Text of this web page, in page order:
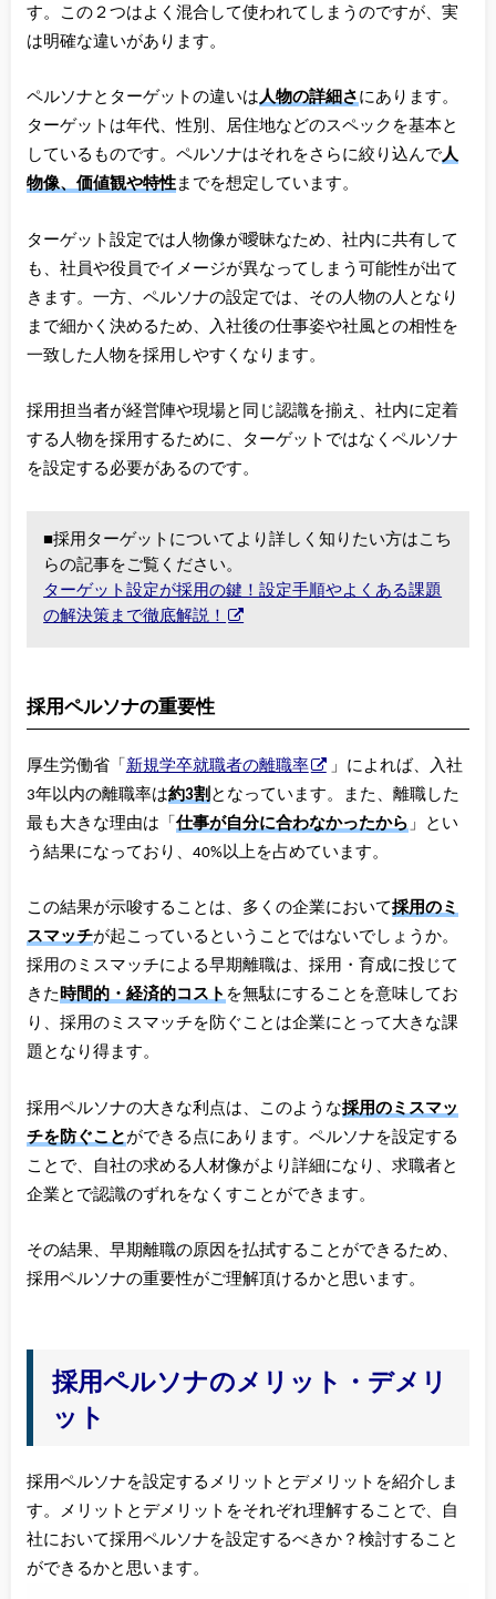
す。この２つはよく混合して使われてしまうのですが、実
は明確な違いがあります。
ペルソナとターゲットの違いは人物の詳細さにあります。
ターゲットは年代、性別、居住地などのスペックを基本と
しているものです。ペルソナはそれをさらに絞り込んで人
物像、価値観や特性までを想定しています。
ターゲット設定では人物像が曖昧なため、社内に共有して
も、社員や役員でイメージが異なってしまう可能性が出て
きます。一方、ペルソナの設定では、その人物の人となり
まで細かく決めるため、入社後の仕事姿や社風との相性を
一致した人物を採用しやすくなります。
採用担当者が経営陣や現場と同じ認識を揃え、社内に定着
する人物を採用するために、ターゲットではなくペルソナ
を設定する必要があるのです。
■採用ターゲットについてより詳しく知りたい方はこち
らの記事をご覧ください。
ターゲット設定が採用の鍵！設定手順やよくある課題
の解決策まで徹底解説！
採用ペルソナの重要性
厚生労働省「 新規学卒就職者の離職率
」によれば、入社
3年以内の離職率は約3割 となっています。また、離職した
最も大きな理由は「 仕事が自分に合わなかったから 」とい
う結果になっており、40%以上を占めています。
この結果が示唆することは、多くの企業において採用のミ
スマッチが起こっているということではないでしょうか。
採用のミスマッチによる早期離職は、採用・育成に投じて
きた時間的・経済的コストを無駄にすることを意味してお
り、採用のミスマッチを防ぐことは企業にとって大きな課
題となり得ます。
採用ペルソナの大きな利点は、このような採用のミスマッ
チを防ぐことができる点にあります。ペルソナを設定する
ことで、自社の求める人材像がより詳細になり、求職者と
企業とで認識のずれをなくすことができます。
その結果、早期離職の原因を払拭することができるため、
採用ペルソナの重要性がご理解頂けるかと思います。
採用ペルソナのメリット・デメリ
ット
採用ペルソナを設定するメリットとデメリットを紹介しま
す。メリットとデメリットをそれぞれ理解することで、自
社において採用ペルソナを設定するべきか？検討すること
ができるかと思います。